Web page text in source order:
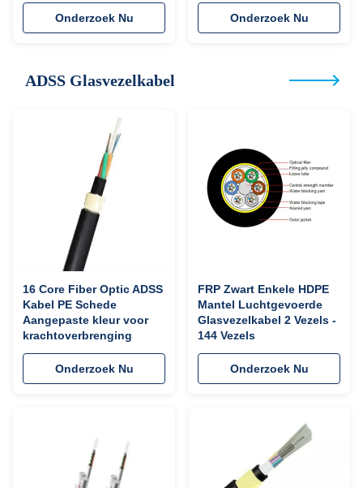
Onderzoek Nu Onderzoek Nu
ADSS Glasvezelkabel
16 Core Fiber Optic ADSS
Kabel PE Schede
Aangepaste kleur voor
krachtoverbrenging
Onderzoek Nu
FRP Zwart Enkele HDPE
Mantel Luchtgevoerde
Glasvezelkabel 2 Vezels -
144 Vezels
Onderzoek Nu